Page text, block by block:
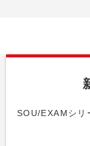
SOU/EXAMシリ